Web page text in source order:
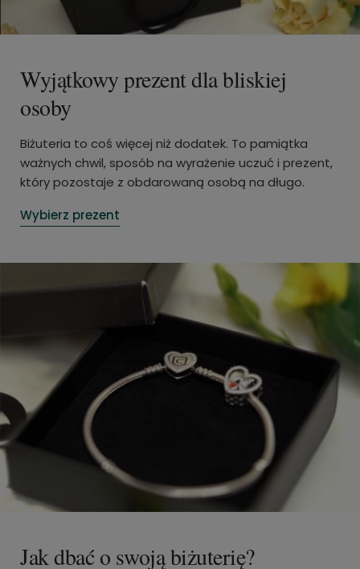
Wyjątkowy prezent dla bliskiej
osoby
Biżuteria to coś więcej niż dodatek. To pamiątka
ważnych chwil, sposób na wyrażenie uczuć i prezent,
który pozostaje z obdarowaną osobą na długo.
Wybierz prezent
Jak dbać o swoją biżuterię?